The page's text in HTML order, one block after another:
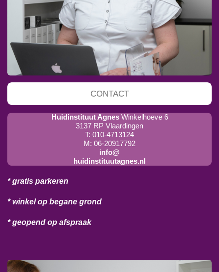
CONTACT
Huidinstituut Agnes Winkelhoeve 6
3137 RP Vlaardingen
T: 010-4713124
M: 06-20917792
info@
huidinstituutagnes.nl
* gratis parkeren
* winkel op begane grond
* geopend op afspraak